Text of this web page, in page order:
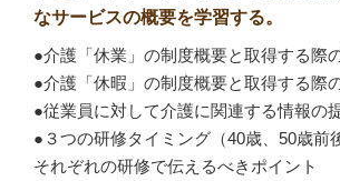
なサービスの概要を学習する。
●介護「休業」の制度概要と取得する際
●介護「休暇」の制度概要と取得する際
●従業員に対して介護に関連する情報の
●３つの研修タイミング（40歳、50歳前
それぞれの研修で伝えるべきポイント